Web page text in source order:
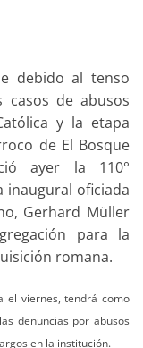
debido al tenso
de abusos
y la etapa
de El Bosque
ayer la 110°
inaugural oficiada
Gerhard Müller
para la
romana.
el viernes, tendrá como
denuncias por abusos
en la institución.